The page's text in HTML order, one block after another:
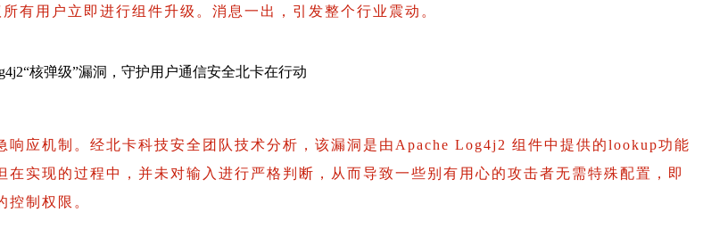
有用户立即进行组件升级 。消息一出，引发整个行业震动。
应机制。 经北卡科技安全团队技术分析，该漏洞是由Apache Log4j2 组件中提供的lookup功能
实现的过程中，并未对输入进行严格判断，从而导致一些别有用心的攻击者无需特殊配置，即
制权限。